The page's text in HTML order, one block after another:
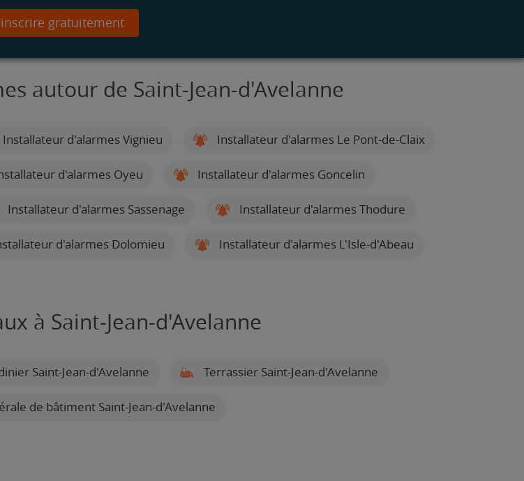
gratuitement
autour de Saint-Jean-d'Avelanne
Installateur d'alarmes Vignieu Installateur d'alarmes Le Pont-de-Claix
d'alarmes Oyeu Installateur d'alarmes Goncelin
Installateur d'alarmes Sassenage Installateur d'alarmes Thodure
d'alarmes Dolomieu Installateur d'alarmes L'Isle-d'Abeau
à Saint-Jean-d'Avelanne
Saint-Jean-d'Avelanne Terrassier Saint-Jean-d'Avelanne
de bâtiment Saint-Jean-d'Avelanne